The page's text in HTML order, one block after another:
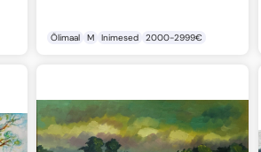
Õlimaal M Inimesed 2000-2999€